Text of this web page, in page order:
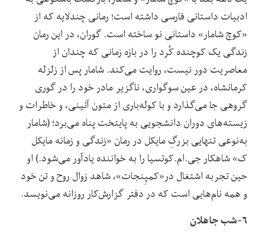
ادبیات داستانی فارسی داشته است؛ رمانی چندلایه که از
«کوچ شامار» داستانی نو ساخته است. گوران، در این رمان
زندگی یک کوچنده‌ کُرد را در بازه زمانی که چندان از
معاصریت دور نیست، روایت می‌کند. شامار پس از زلزله‌
کرمانشاه، در عین سوگواری، ناگزیر مادر خود را در گوری
گروهی جا می‌گذارد و با کوله‌باری از متون آئینی، و خاطرات و
زیسته‌های دوران دانشجویی به پایتخت پناه می‌برد؛ (شامار
به‌نوعی تنهایی بزرگِ مایکل در رمان «زندگی و زمانه مایکل
ک» شاهکار جی.ام.کوتسیا را به خواننده یادآور می‌شود.) او
حین تجربه‌ اشتغال در«کمپِنجات»، شاهد زوال روح و تن خود
و همه‌ نام‌هایی است که در دفتر گزارش‌کار روزانه می‌نویسد.
۶-شب جاهلان